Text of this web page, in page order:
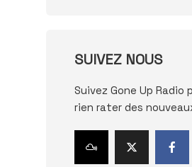
SUIVEZ NOUS
Suivez Gone Up Radio
rien rater des